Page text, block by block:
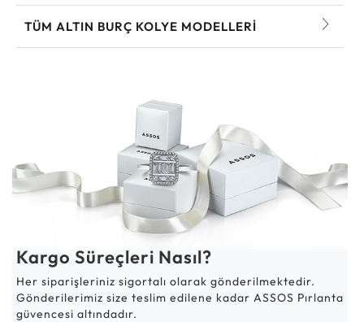
TÜM ALTIN BURÇ KOLYE MODELLERI
Kargo Süreçleri Nasıl?
Her siparişleriniz sigortalı olarak gönderilmektedir.
Gönderilerimiz size teslim edilene kadar ASSOS Pırlanta
güvencesi altındadır.